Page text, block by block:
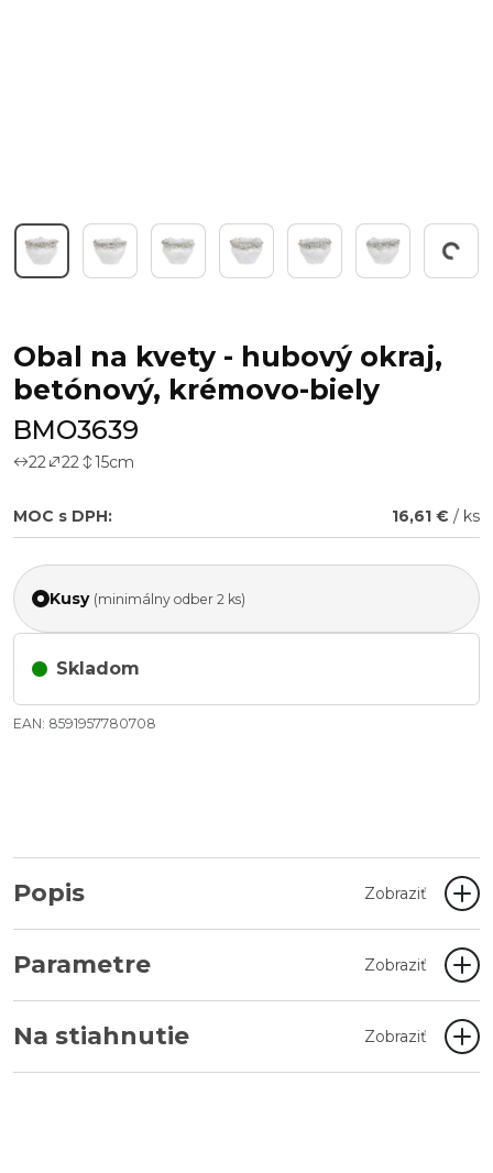
Working...
Obal na kvety - hubový okraj,
betónový, krémovo-biely
BMO3639
22 22 15cm
MOC s DPH: 16,61 € / ks
Kusy (minimálny odber 2 ks)
Skladom
EAN: 8591957780708
Popis Zobraziť
Parametre Zobraziť
Na stiahnutie Zobraziť